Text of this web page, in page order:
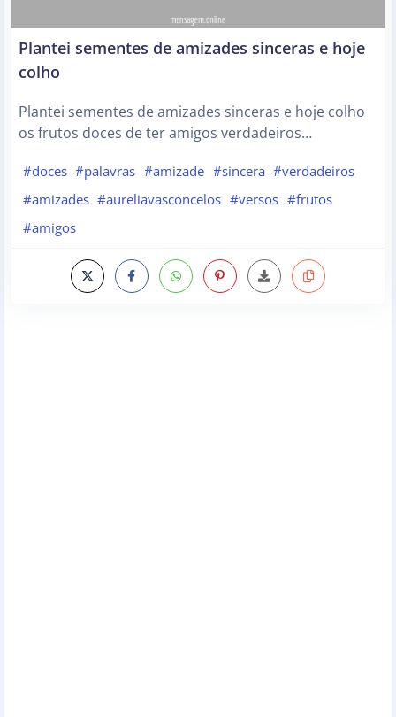
Plantei sementes de amizades sinceras e hoje
colho
Plantei sementes de amizades sinceras e hoje colho
os frutos doces de ter amigos verdadeiros…
#doces #palavras #amizade #sincera #verdadeiros
#amizades #aureliavasconcelos #versos #frutos
#amigos